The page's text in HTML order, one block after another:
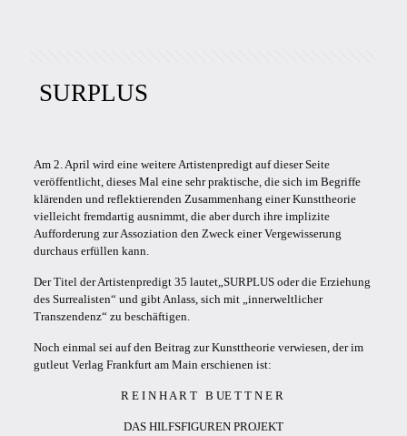
SURPLUS
Am 2. April wird eine weitere Artistenpredigt auf dieser Seite
veröffentlicht, dieses Mal eine sehr praktische, die sich im Begriffe
klärenden und reflektierenden Zusammenhang einer Kunsttheorie
vielleicht fremdartig ausnimmt, die aber durch ihre implizite
Aufforderung zur Assoziation den Zweck einer Vergewisserung
durchaus erfüllen kann.
Der Titel der Artistenpredigt 35 lautet„SURPLUS oder die Erziehung
des Surrealisten“ und gibt Anlass, sich mit „innerweltlicher
Transzendenz“ zu beschäftigen.
Noch einmal sei auf den Beitrag zur Kunsttheorie verwiesen, der im
gutleut Verlag Frankfurt am Main erschienen ist:
R E I N H A R T B UE T T N E R
DAS HILFSFIGUREN PROJEKT